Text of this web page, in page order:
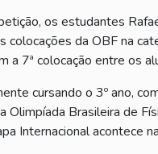
os estudantes
colocações da OBF na
a 7ª colocação entre os
cursando o 3º ano,
Olimpíada Brasileira de
Internacional acontece